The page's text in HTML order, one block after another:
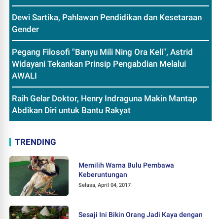
Dewi Sartika, Pahlawan Pendidikan dan Kesetaraan
Gender
Pegang Filosofi "Banyu Mili Ning Ora Keli", Astrid
Widayani Tekankan Prinsip Pengabdian Melalui
AWALI
Raih Gelar Doktor, Henry Indraguna Makin Mantap
Abdikan Diri untuk Bantu Rakyat
TRENDING
Memilih Warna Bulu Pembawa
Keberuntungan
Selasa, April 04, 2017
Sesaji Ini Bikin Orang Jadi Kaya dengan